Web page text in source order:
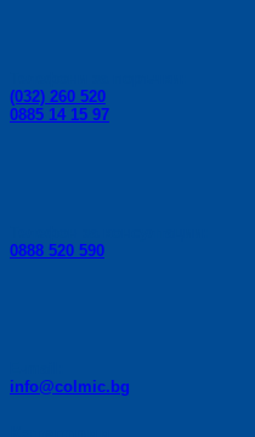
(032) 260 520
0885 14 15 97
0888 520 590
info@colmic.bg